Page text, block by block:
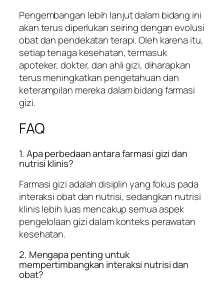
Pengembangan lebih lanjut dalam bidang ini
akan terus diperlukan seiring dengan evolusi
obat dan pendekatan terapi. Oleh karena itu,
setiap tenaga kesehatan, termasuk
apoteker, dokter, dan ahli gizi, diharapkan
terus meningkatkan pengetahuan dan
keterampilan mereka dalam bidang farmasi
gizi.
FAQ
1. Apa perbedaan antara farmasi gizi dan
nutrisi klinis?
Farmasi gizi adalah disiplin yang fokus pada
interaksi obat dan nutrisi, sedangkan nutrisi
klinis lebih luas mencakup semua aspek
pengelolaan gizi dalam konteks perawatan
kesehatan.
2. Mengapa penting untuk
mempertimbangkan interaksi nutrisi dan
obat?